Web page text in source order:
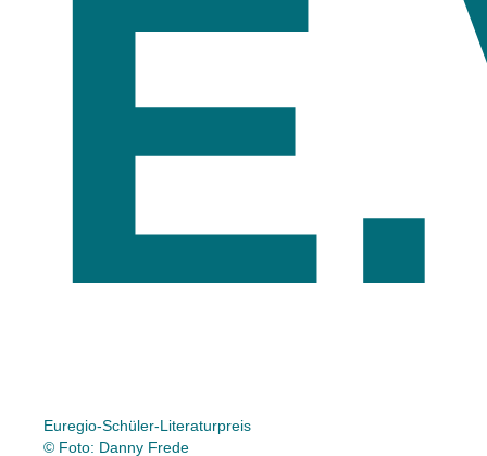
Euregio-Schüler-Literaturpreis
© Foto: Danny Frede